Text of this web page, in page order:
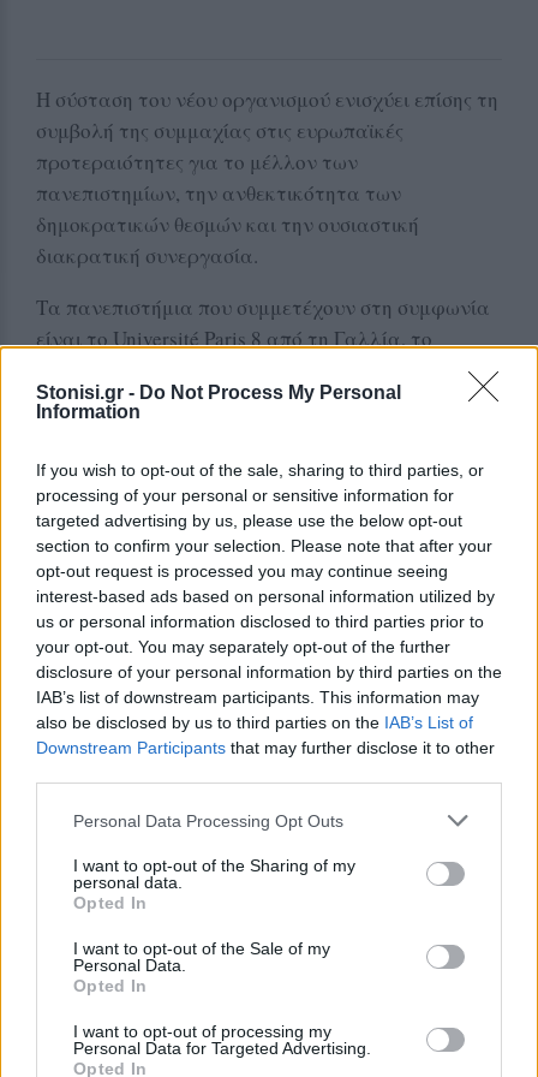
Stonisi.gr - Do Not Process My Personal
Information
If you wish to opt-out of the sale, sharing to third parties, or
processing of your personal or sensitive information for
targeted advertising by us, please use the below opt-out
section to confirm your selection. Please note that after your
opt-out request is processed you may continue seeing
interest-based ads based on personal information utilized by
us or personal information disclosed to third parties prior to
your opt-out. You may separately opt-out of the further
disclosure of your personal information by third parties on the
IAB’s list of downstream participants. This information may
also be disclosed by us to third parties on the IAB’s List of
Downstream Participants that may further disclose it to other
Personal Data Processing Opt Outs
I want to opt-out of the Sharing of my
personal data.
Opted In
I want to opt-out of the Sale of my
Personal Data.
Opted In
I want to opt-out of processing my
Personal Data for Targeted Advertising.
Opted In
Η σύσταση του νέου οργανισμού ενισχύει επίσης τη
συμβολή της συμμαχίας στις ευρωπαϊκές
προτεραιότητες για το μέλλον των
πανεπιστημίων, την ανθεκτικότητα των
δημοκρατικών θεσμών και την ουσιαστική
διακρατική συνεργασία.
Τα πανεπιστήμια που συμμετέχουν στη συμφωνία
είναι το Université Paris 8 από τη Γαλλία, το
Πανεπιστήμιο της Ματσεράτα από την Ιταλία, το
New Bulgarian University από τη Βουλγαρία, το
SWPS University από την Πολωνία, το University of
Las Palmas de Gran Canaria από την Ισπανία και το
European University Viadrina Frankfurt από τη
Γερμανία.
Η συμμετοχή του Πανεπιστημίου Αιγαίου στη νέα
αυτή θεσμική πρωτοβουλία ενισχύει περαιτέρω τη
διεθνή παρουσία του ιδρύματος και αναδεικνύει
τον ρόλο του σε ένα ευρωπαϊκό δίκτυο που
φιλοδοξεί να διαμορφώσει το πανεπιστήμιο του
Δείτε περισσότερα άρθρα μας στα αποτελέσματα
Add stonisi.gr on Google ↗
ΣΤΗΝ ΙΔΙΑ ΚΑΤΗΓΟΡΙΑ